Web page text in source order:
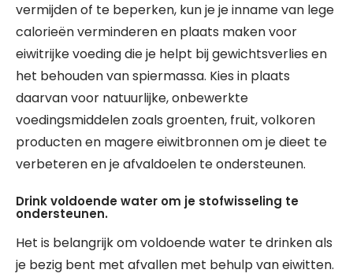
vermijden of te beperken, kun je je inname van lege
calorieën verminderen en plaats maken voor
eiwitrijke voeding die je helpt bij gewichtsverlies en
het behouden van spiermassa. Kies in plaats
daarvan voor natuurlijke, onbewerkte
voedingsmiddelen zoals groenten, fruit, volkoren
producten en magere eiwitbronnen om je dieet te
verbeteren en je afvaldoelen te ondersteunen.
Drink voldoende water om je stofwisseling te
ondersteunen.
Het is belangrijk om voldoende water te drinken als
je bezig bent met afvallen met behulp van eiwitten.